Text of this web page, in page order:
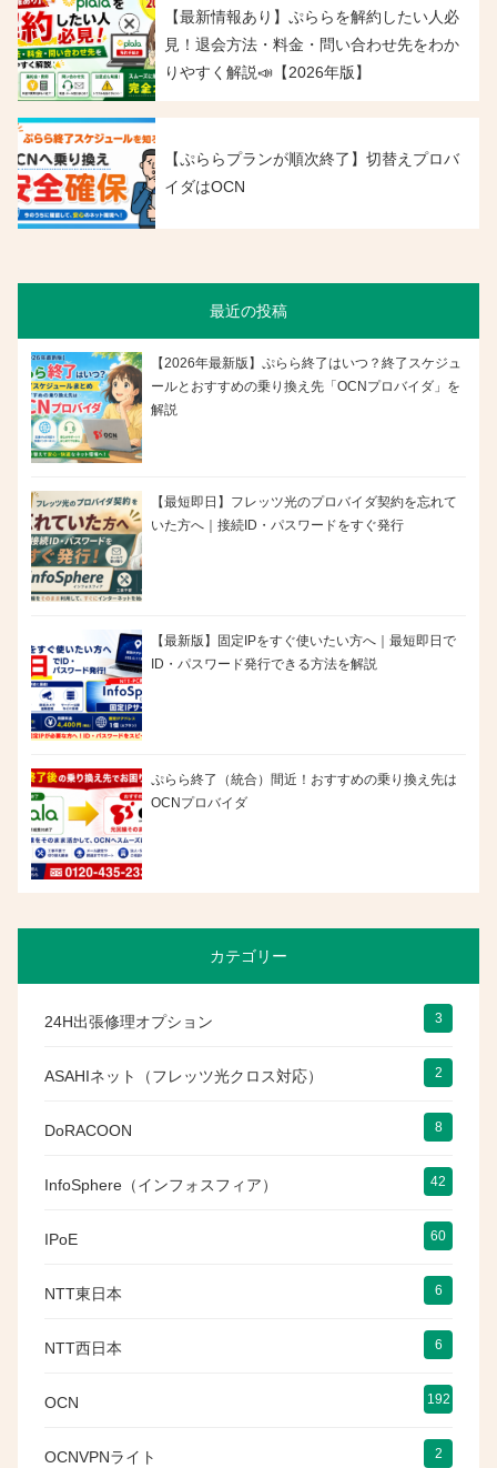
【最新情報あり】ぷららを解約したい人必
見！退会方法・料金・問い合わせ先をわか
りやすく解説📣【2026年版】
【ぷららプランが順次終了】切替えプロバ
イダはOCN
最近の投稿
【2026年最新版】ぷらら終了はいつ？終了スケジュ
ールとおすすめの乗り換え先「OCNプロバイダ」を
解説
【最短即日】フレッツ光のプロバイダ契約を忘れて
いた方へ｜接続ID・パスワードをすぐ発行
【最新版】固定IPをすぐ使いたい方へ｜最短即日で
ID・パスワード発行できる方法を解説
ぷらら終了（統合）間近！おすすめの乗り換え先は
OCNプロバイダ
カテゴリー
24H出張修理オプション 3
ASAHIネット（フレッツ光クロス対応） 2
DoRACOON 8
InfoSphere（インフォスフィア） 42
IPoE 60
NTT東日本 6
NTT西日本 6
OCN 192
OCNVPNライト 2